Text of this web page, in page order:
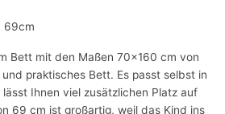
69cm
Bett mit den Maßen 70x160 cm von
praktisches Bett. Es passt selbst in
Ihnen viel zusätzlichen Platz auf
69 cm ist großartig, weil das Kind ins